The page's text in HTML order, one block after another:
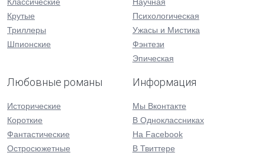
Крутые
Триллеры
Шпионские
Психологическая
Ужасы и Мистика
Фэнтези
Эпическая
Любовные романы
Исторические
Короткие
Фантастические
Остросюжетные
Информация
Мы Вконтакте
В Одноклассниках
На Facebook
В Твиттере